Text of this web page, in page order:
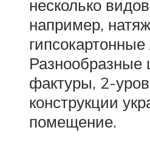
несколько
например,
Разнообразные
фактуры, 2-
конструкции
помещение.